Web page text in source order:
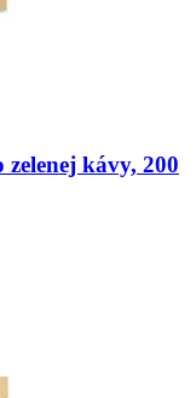
zelenej kávy, 200